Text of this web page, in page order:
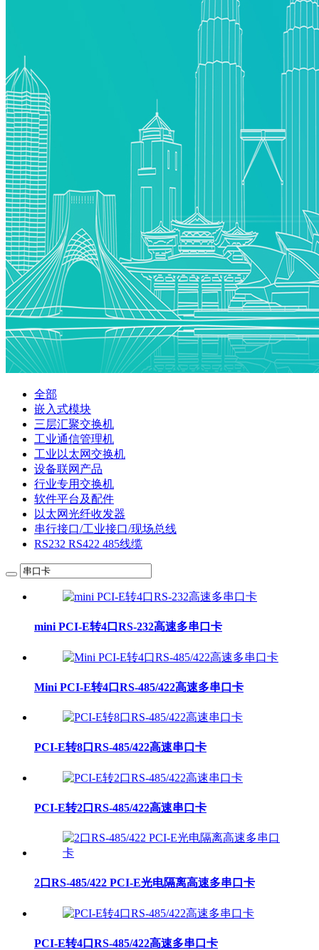
全部
嵌入式模块
三层汇聚交换机
工业通信管理机
工业以太网交换机
设备联网产品
行业专用交换机
软件平台及配件
以太网光纤收发器
串行接口/工业接口/现场总线
RS232 RS422 485线缆
mini PCI-E转4口RS-232高速多串口卡
Mini PCI-E转4口RS-485/422高速多串口卡
PCI-E转8口RS-485/422高速串口卡
PCI-E转2口RS-485/422高速串口卡
2口RS-485/422 PCI-E光电隔离高速多串口卡
PCI-E转4口RS-485/422高速多串口卡